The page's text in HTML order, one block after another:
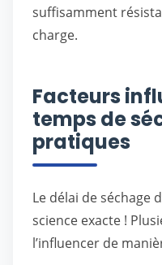
suffisamment
charge.
Facteurs
temps de
pratiques
Le délai de séchage
science exacte !
l’influencer de